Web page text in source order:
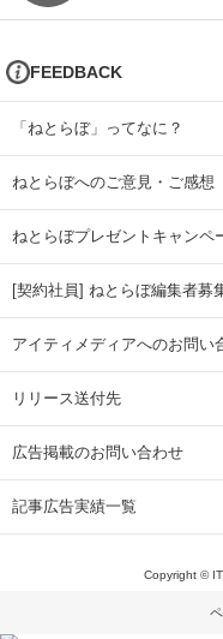
FEEDBACK
「ねとらぼ」ってなに？
ねとらぼへのご意見・ご感想
ねとらぼプレゼントキャンペ
[契約社員] ねとらぼ編集者募
アイティメディアへのお問い
リリース送付先
広告掲載のお問い合わせ
記事広告実績一覧
Copyright ©